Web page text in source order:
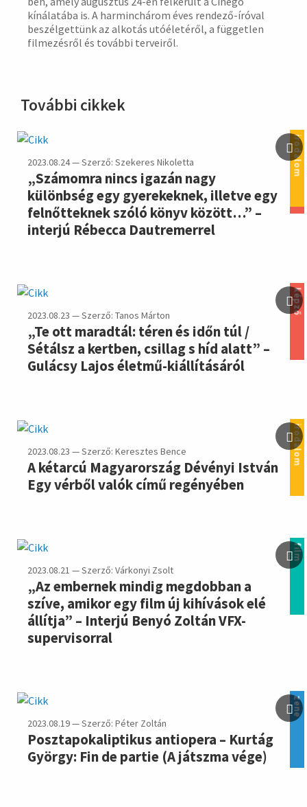
kínálatába is. A harminchárom éves rendező-íróval
beszélgettünk az alkotás utóéletéről, a független
filmezésről és további terveiről.
További cikkek
irodalom
2023.08.24 — Szerző: Szekeres Nikoletta
„Számomra nincs igazán nagy
különbség egy gyerekeknek, illetve egy
felnőtteknek szóló könyv között…” –
interjú Rébecca Dautremerrel
képző
2023.08.23 — Szerző: Tanos Márton
„Te ott maradtál: téren és időn túl /
Sétálsz a kertben, csillag s híd alatt” –
Gulácsy Lajos életmű-kiállításáról
irodalom
2023.08.23 — Szerző: Keresztes Bence
A kétarcú Magyarország Dévényi István
Egy vérből valók című regényében
film
2023.08.21 — Szerző: Várkonyi Zsolt
„Az embernek mindig megdobban a
szíve, amikor egy film új kihívások elé
állítja” – Interjú Benyó Zoltán VFX-
supervisorral
zene
2023.08.19 — Szerző: Péter Zoltán
Posztapokaliptikus antiopera – Kurtág
György: Fin de partie (A játszma vége)